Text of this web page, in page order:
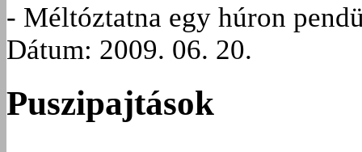
- Méltóztatna egy húron
Dátum: 2009. 06. 20.
Puszipajtások